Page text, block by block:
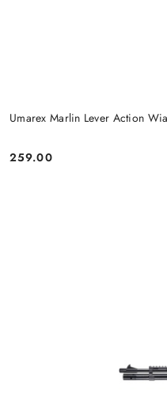
Umarex Marlin Lever Action
Cena:
259.00